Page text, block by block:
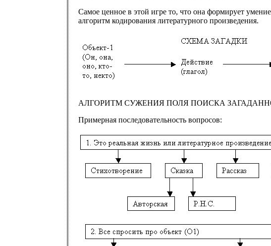
Самое ценное в этой игре то, что она формирует
алгоритм кодирования литературного произведения.
АЛГОРИТМ СУЖЕНИЯ ПОЛЯ ПОИСКА
Примерная последовательность вопросов: